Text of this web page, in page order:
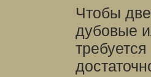
Чтобы
дубовые